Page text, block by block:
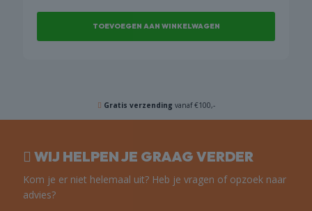
was:
€ 322,66.
is:
€ 262,41.
TOEVOEGEN AAN WINKELWAGEN
Gratis verzending vanaf €100,-
WIJ HELPEN JE GRAAG VERDER
Kom je er niet helemaal uit? Heb je vragen of opzoek naar
advies?